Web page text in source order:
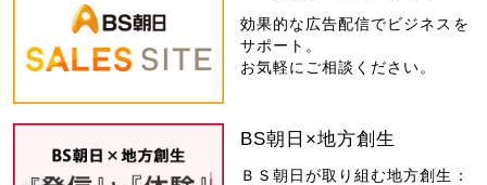
効果的な広告配信でビジネスを
サポート。
お気軽にご相談ください。
BS朝日×地方創生
ＢＳ朝日が取り組む地方創生：